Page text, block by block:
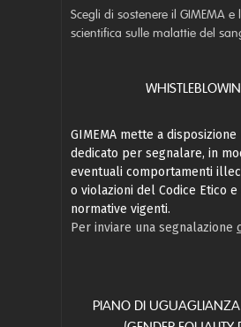
Scegli di sostenere il GIMEMA e
scientifica sulle malattie del
GIMEMA mette a disposizione
dedicato per segnalare, in
eventuali comportamenti
o violazioni del Codice Etico
normative vigenti.
Per inviare una segnalazione
PIANO DI UGUAGLIANZA